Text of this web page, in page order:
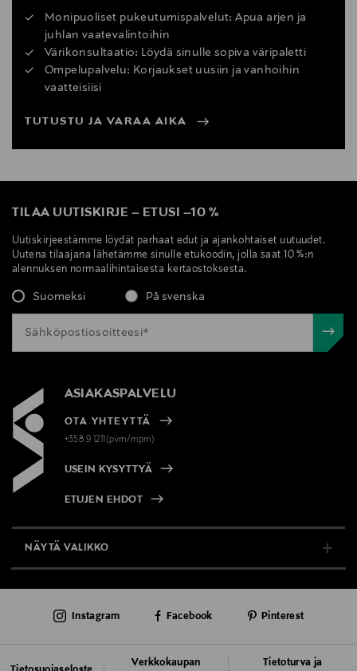
Monipuoliset pukeutumispalvelut: Apua arjen ja
juhlan vaatevalintoihin
Värikonsultaatio: Löydä sinulle sopiva väripaletti
Ompelupalvelu: Korjaukset uusiin ja vanhoihin
vaatteisiisi
TUTUSTU JA VARAA AIKA
TILAA UUTISKIRJE – ETUSI –10 %
Uutiskirjeestämme löydät parhaat edut ja ajankohtaiset uutuudet.
Uutena tilaajana lähetämme sinulle etukoodin, jolla saat 10 %:n
alennuksen normaalihintaisesta kertaostoksesta.
Suomeksi På svenska
ASIAKASPALVELU
OTA YHTEYTTÄ
+358 9 1211(pvm/mpm)
USEIN KYSYTTYÄ
ETUJEN EHDOT
NÄYTÄ VALIKKO
AJANKOHTAISTA
Verkkokaupan Tietoturva ja
Instagram Facebook Pinterest